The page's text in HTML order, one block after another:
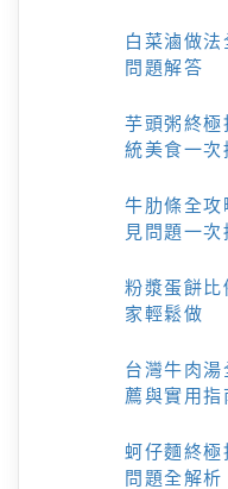
白菜滷做
問題解答
芋頭粥終極
統美食一次
牛肋條全攻
見問題一次
粉漿蛋餅比
家輕鬆做
台灣牛肉
薦與實用指
蚵仔麵終
問題全解析